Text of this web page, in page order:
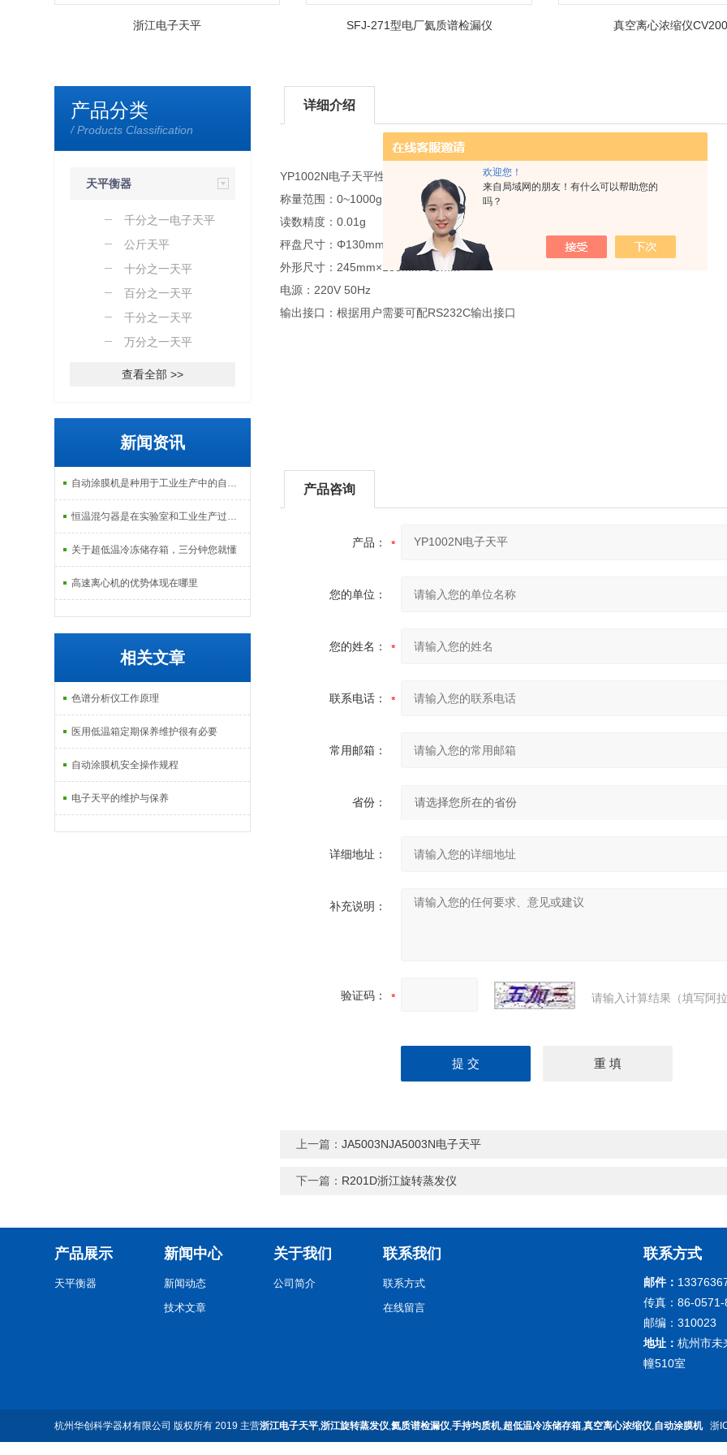
欢迎您！
来自局域网的朋友！有什么可以帮助您的
吗？
浙江电子天平 SFJ-271型电厂氦质谱检漏仪 真空离心浓缩仪CV200
产品分类
/ Products Classification
天平衡器
千分之一电子天平
公斤天平
十分之一天平
百分之一天平
千分之一天平
万分之一天平
查看全部 >>
新闻资讯
自动涂膜机是种用于工业生产中的自动化设备
恒温混匀器是在实验室和工业生产过程中常见的设备
关于超低温冷冻储存箱，三分钟您就懂
高速离心机的优势体现在哪里
相关文章
色谱分析仪工作原理
医用低温箱定期保养维护很有必要
自动涂膜机安全操作规程
电子天平的维护与保养
详细介绍
YP1002N电子天平性能指标：
称量范围：0~1000g
读数精度：0.01g
秤盘尺寸：Φ130mm
外形尺寸：245mm×185mm×66mm
电源：220V 50Hz
输出接口：根据用户需要可配RS232C输出接口
产品咨询
产品：
您的单位：
您的姓名：
联系电话：
常用邮箱：
省份：
详细地址：
补充说明：
验证码： 请输入计算结果（填写阿
上一篇：JA5003NJA5003N电子天平
下一篇： R201D浙江旋转蒸发仪
产品展示
天平衡器
新闻中心
新闻动态
技术文章
关于我们
公司简介
联系我们
联系方式
在线留言
联系方式
邮件：
传真：86-
邮编：310023
地址： 杭州市未
幢510室
杭州华创科学器材有限公司 版权所有 2019 主营浙江电子天平,浙江旋转蒸发仪,氦质谱检漏仪,手持均质机,超低温冷冻储存箱,真空离心浓缩仪,自动涂膜机 浙